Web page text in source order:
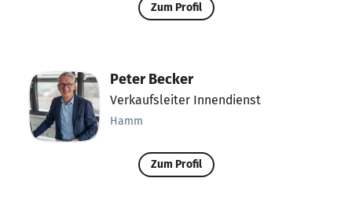
Zum Profil
Peter Becker
Verkaufsleiter Innendienst
Hamm
Zum Profil